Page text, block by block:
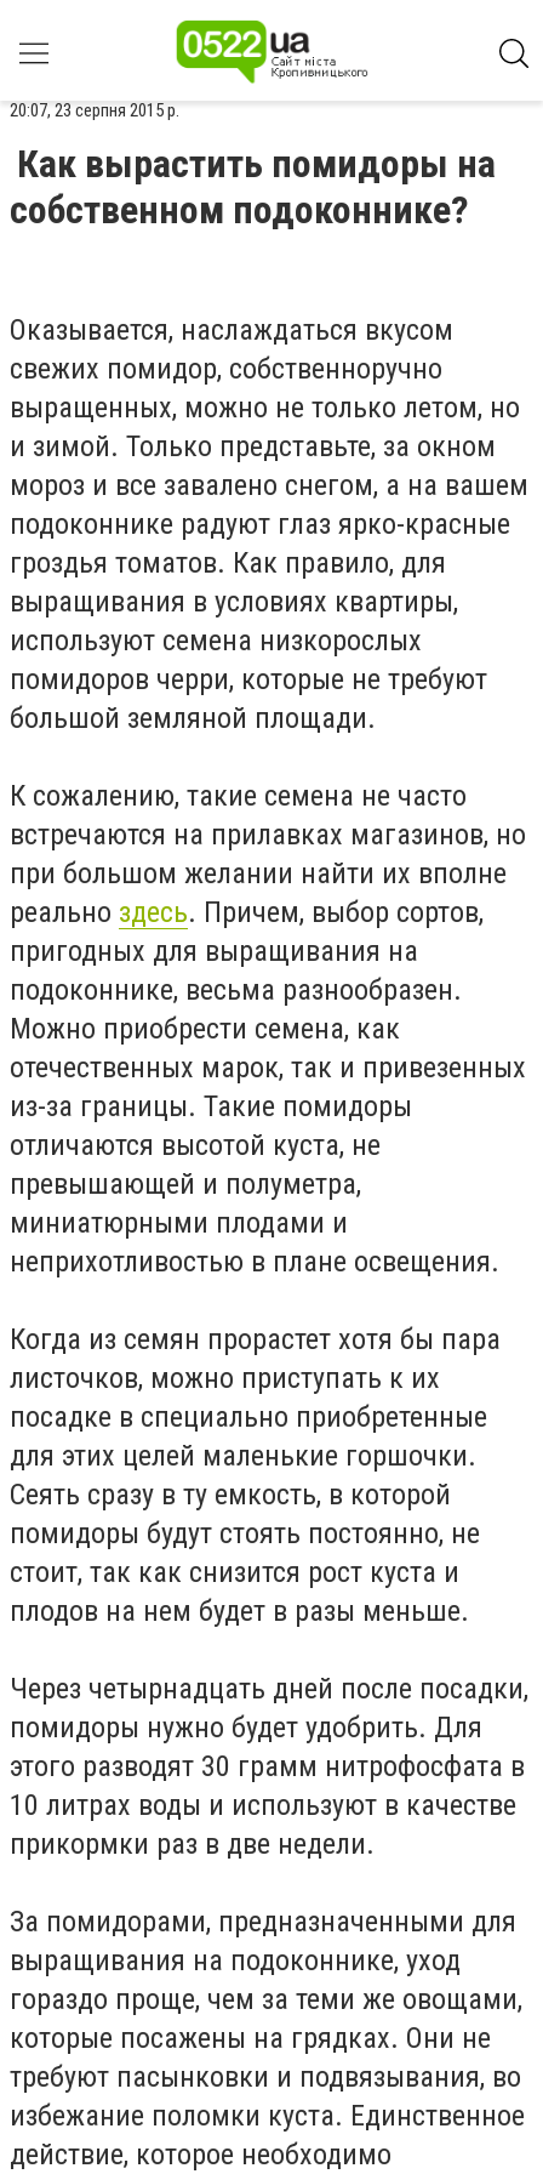
20:07, 23 серпня 2015 р.
Как вырастить помидоры на
собственном подоконнике?
Оказывается, наслаждаться вкусом
свежих помидор, собственноручно
выращенных, можно не только летом, но
и зимой. Только представьте, за окном
мороз и все завалено снегом, а на вашем
подоконнике радуют глаз ярко-красные
гроздья томатов. Как правило, для
выращивания в условиях квартиры,
используют семена низкорослых
помидоров черри, которые не требуют
большой земляной площади.
К сожалению, такие семена не часто
встречаются на прилавках магазинов, но
при большом желании найти их вполне
реально здесь. Причем, выбор сортов,
пригодных для выращивания на
подоконнике, весьма разнообразен.
Можно приобрести семена, как
отечественных марок, так и привезенных
из-за границы. Такие помидоры
отличаются высотой куста, не
превышающей и полуметра,
миниатюрными плодами и
неприхотливостью в плане освещения.
Когда из семян прорастет хотя бы пара
листочков, можно приступать к их
посадке в специально приобретенные
для этих целей маленькие горшочки.
Сеять сразу в ту емкость, в которой
помидоры будут стоять постоянно, не
стоит, так как снизится рост куста и
плодов на нем будет в разы меньше.
Через четырнадцать дней после посадки,
помидоры нужно будет удобрить. Для
этого разводят 30 грамм нитрофосфата в
10 литрах воды и используют в качестве
прикормки раз в две недели.
За помидорами, предназначенными для
выращивания на подоконнике, уход
гораздо проще, чем за теми же овощами,
которые посажены на грядках. Они не
требуют пасынковки и подвязывания, во
избежание поломки куста. Единственное
действие, которое необходимо